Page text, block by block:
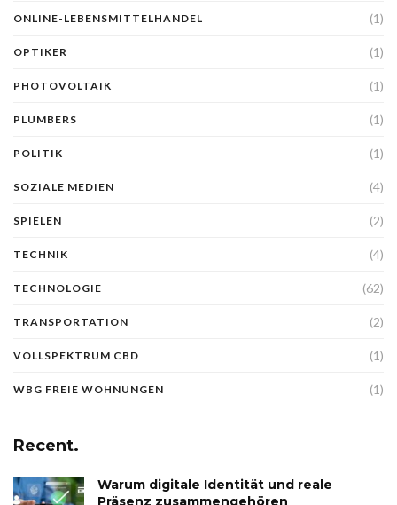
ONLINE-LEBENSMITTELHANDEL (1)
OPTIKER (1)
PHOTOVOLTAIK (1)
PLUMBERS (1)
POLITIK (1)
SOZIALE MEDIEN (4)
SPIELEN (2)
TECHNIK (4)
TECHNOLOGIE (62)
TRANSPORTATION (2)
VOLLSPEKTRUM CBD (1)
WBG FREIE WOHNUNGEN (1)
Recent.
Warum digitale Identität und reale
Präsenz zusammengehören